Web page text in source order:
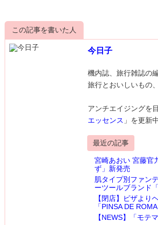
この記事を書いた人
今日子
機内誌、旅行雑誌の
旅行とおいしいもの
アンチエイジングを
エッセンス 」を更新
最近の記事
宮崎あおい 宮藤官
ず」新発売
肌タイプ別ファン
ーツールブランド
【閉店】ピザより
「PINSA DE
【NEWS】「モテ